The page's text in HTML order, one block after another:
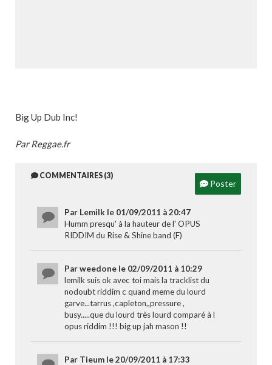
Big Up Dub Inc!
Par Reggae.fr
COMMENTAIRES (3)
Poster
Par Lemilk le 01/09/2011 à 20:47
Humm presqu' à la hauteur de l' OPUS
RIDDIM du Rise & Shine band (F)
Par weedone le 02/09/2011 à 10:29
lemilk suis ok avec toi mais la tracklist du
nodoubt riddim c quand meme du lourd
garve...tarrus ,capleton,,pressure ,
busy.....que du lourd très lourd comparé à l
opus riddim !!! big up jah mason !!
Par Tieum le 20/09/2011 à 17:33